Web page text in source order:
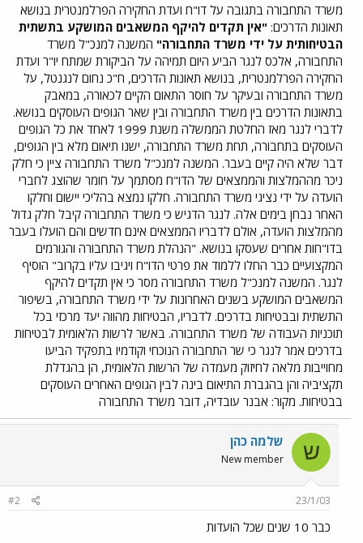
משרד התחבורה בתגובה על דו"ח ועדת החקירה הפרלמנטרית בנושא
תאונות הדרכים: "אין תקדים להיקף המשאבים המושקע בתשתית
הבטיחותית על ידי משרד התחבורה" המשנה למנכ"ל משרד
התחבורה, אלכס לנגר הביע היום תמיהה על הביקורת שמתח יו"ר ועדת
החקירה הפרלמנטרית, בנושא תאונות הדרכים, ח"כ נחום לנגנטל, על
משרד התחבורה ובעיקר על חוסר התאום הקיים לכאורה, במאבק
בתאונות הדרכים בין משרד התחבורה ובין שאר הגופים העוסקים בנושא.
לדברי לנגר מאז החלטת הממשלה משנת 1999 לאחד את כל הגופים
העוסקים בתחבורה, תחת משרד התחבורה, ישנו תיאום מלא בין הגופים,
דבר שלא היה קיים בעבר. המשנה למנכ"ל משרד התחבורה ציין כי חלק
ניכר מההמלצות והממצאים של הדו"ח מסתמך על חומר שהוצג לחברי
הועדה על ידי נציגי משרד התחבורה. חלקו נמצא בהליכי יישום וחלקו
האחר נבחן בימים אלה. לנגר הדגיש כי משרד התחבורה קיבל חלק גדול
מהמלצות הועדה, אולם לדבריו הממצאים אינם חדשים והם הועלו בעבר
בדו"חות אחרים שעסקו בנושא. "הנהלת משרד התחבורה והגורמים
המקצועיים כבר החלו ללמוד את פרטי הדו"ח ויגיבו עליו בקרוב" הוסיף
לנגר. המשנה למנכ"ל משרד התחבורה מסר כי אין תקדים להיקף
המשאבים המושקע בשנים האחרונות על ידי משרד התחבורה, בשיפור
התשתית ובבטיחות בדרכים. לדבריו, הבטיחות מהווה יעד מרכזי בכל
תוכניות העבודה של משרד התחבורה. באשר לרשות הלאומית לבטיחות
בדרכים אמר לנגר כי שר התחבורה הנוכחי וקודמיו בתפקיד הביעו
מחוייבות מלאה לחיזוק מעמדה של הרשות הלאומית, הן בהגדלת
תקציביה והן בהגברת התיאום בינה לבין הגופים האחרים העוסקים
בבטיחות. מקור: אבנר עובדיה, דובר משרד התחבורה
ש שלמה כהן
New member
23/1/03
#2
כבר 10 שנים שכל הועדות